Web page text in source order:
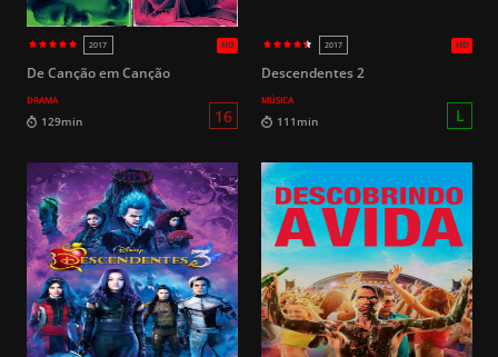
2022
De Canção em Canção
DRAMA
Descendentes 2
MÚSICA